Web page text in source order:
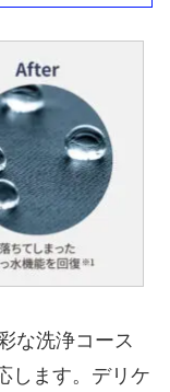
な洗浄コース
します。デリケ